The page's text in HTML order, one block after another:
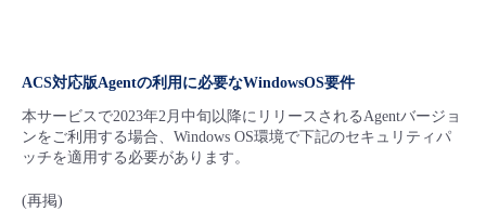
ACS対応版Agentの利用に必要なWindowsOS要件
本サービスで2023年2月中旬以降にリリースされるAgentバージョ
ンをご利用する場合、Windows OS環境で下記のセキュリティパ
ッチを適用する必要があります。
(再掲)